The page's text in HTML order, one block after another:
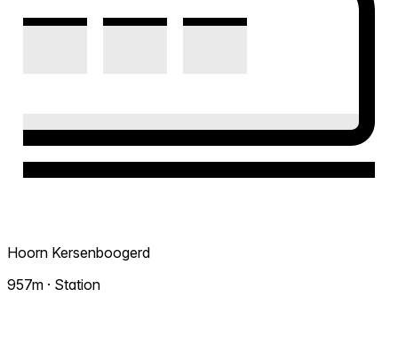
Hoorn Kersenboogerd
957m · Station